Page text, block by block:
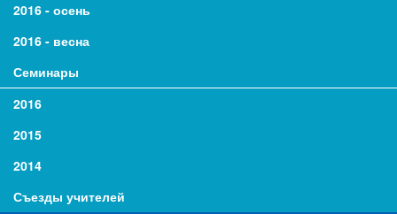
2016 - осень
2016 - весна
Семинары
2016
2015
2014
Съезды учителей